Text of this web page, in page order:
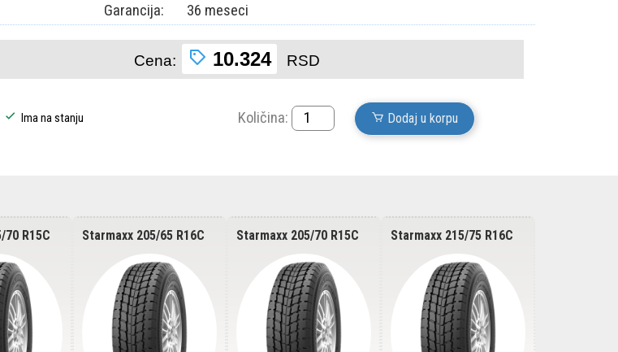
Garancija:
36 meseci
Cena: 10.324 RSD
Ima na stanju Količina: Dodaj u korpu
70 R15C
Starmaxx 205/65 R16C
107/105T 8PR
Starmaxx 205/70 R15C
Starmaxx 215/75 R16C